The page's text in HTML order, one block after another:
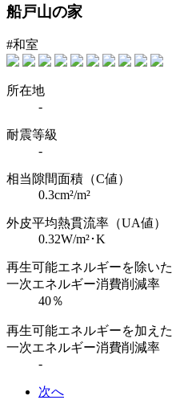
船戸山の家
#和室
所在地
-
耐震等級
-
相当隙間面積（C値）
0.3cm²/m²
外皮平均熱貫流率（UA値）
0.32W/m²･K
再生可能エネルギーを除いた
一次エネルギー消費削減率
40％
再生可能エネルギーを加えた
一次エネルギー消費削減率
-
次へ